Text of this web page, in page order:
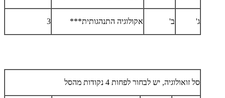
ג' ב' אקולוגיה התנהגותית*** 3
סל זואולוגיה, יש לבחור לפחות 4 נקודות מהסל